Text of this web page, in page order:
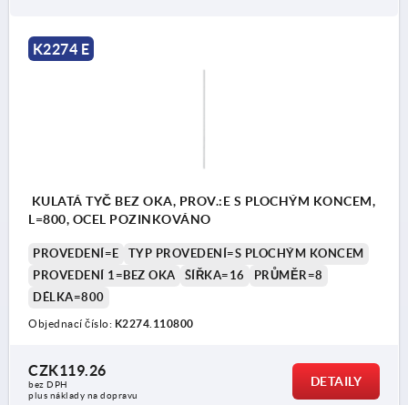
K2274 E
KULATÁ TYČ BEZ OKA, PROV.:E S PLOCHÝM KONCEM,
L=800, OCEL POZINKOVÁNO
PROVEDENÍ=E
TYP PROVEDENÍ=S PLOCHÝM KONCEM
PROVEDENÍ 1=BEZ OKA
ŠÍŘKA=16
PRŮMĚR=8
DÉLKA=800
Objednací číslo: K2274.110800
CZK119.26
bez DPH
plus náklady na dopravu
DETAILY